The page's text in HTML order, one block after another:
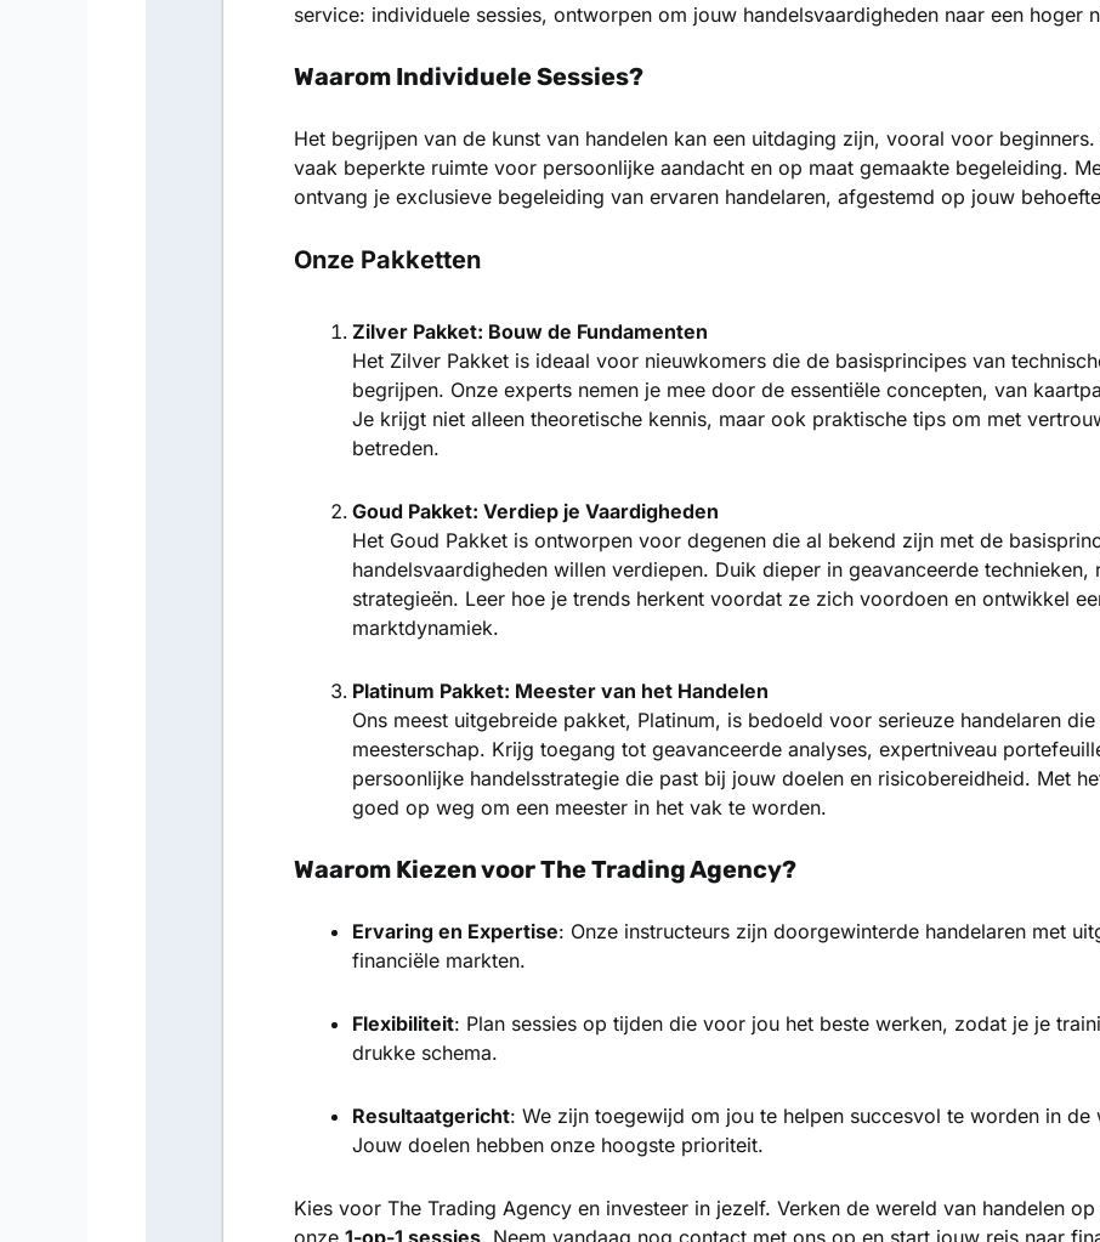
service: individuele sessies, ontworpen om jouw handelsvaardigheden naar een hoger
Waarom Individuele Sessies?
Het begrijpen van de kunst van handelen kan een uitdaging zijn, vooral voor
vaak beperkte ruimte voor persoonlijke aandacht en op maat gemaakte begeleiding.
ontvang je exclusieve begeleiding van ervaren handelaren, afgestemd op jouw
Onze Pakketten
Zilver Pakket: Bouw de Fundamenten
Het Zilver Pakket is ideaal voor nieuwkomers die de basisprincipes van
begrijpen. Onze experts nemen je mee door de essentiële concepten, van
Je krijgt niet alleen theoretische kennis, maar ook praktische tips om met
betreden.
Goud Pakket: Verdiep je Vaardigheden
Het Goud Pakket is ontworpen voor degenen die al bekend zijn met de
handelsvaardigheden willen verdiepen. Duik dieper in geavanceerde technieken,
strategieën. Leer hoe je trends herkent voordat ze zich voordoen en ontwikkel
marktdynamiek.
Platinum Pakket: Meester van het Handelen
Ons meest uitgebreide pakket, Platinum, is bedoeld voor serieuze handelaren
meesterschap. Krijg toegang tot geavanceerde analyses, expertniveau
persoonlijke handelsstrategie die past bij jouw doelen en risicobereidheid. Met
goed op weg om een meester in het vak te worden.
Waarom Kiezen voorThe Trading Agency?
Ervaring en Expertise: Onze instructeurs zijn doorgewinterde handelaren met
financiële markten.
Flexibiliteit: Plan sessies op tijden die voor jou het beste werken, zodat je je
drukke schema.
Resultaatgericht: We zijn toegewijd om jou te helpen succesvol te worden in de
Jouw doelen hebben onze hoogste prioriteit.
Kies voor The Trading Agency en investeer in jezelf. Verken de wereld van handelen
onze 1-op-1 sessies. Neem vandaag nog contact met ons op en start jouw reis naar